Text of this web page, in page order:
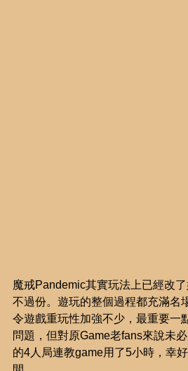
魔戒Pandemic其實玩法上已經改
不過份。遊玩的整個過程都充滿名
令遊戲重玩性加強不少，最重要一
問題，但對原Game老fans來說未
的4人局連教game用了5小時，幸